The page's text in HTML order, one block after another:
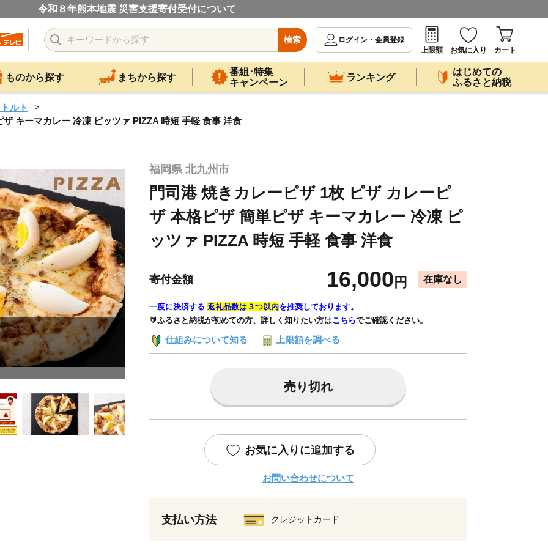
令和８年熊本地震 災害支援寄付受付について
検索
ログイン・会員登録
上限額
お気に入り カート
ものから探す まちから探す
番組･特集
キャンペーン
ランキング
はじめての
ふるさと納税
ルト
キーマカレー 冷凍 ピッツァ PIZZA 時短 手軽 食事 洋食
福岡県 北九州市
門司港 焼きカレーピザ 1枚 ピザ カレーピ
ザ 本格ピザ 簡単ピザ キーマカレー 冷凍 ピ
ッツァ PIZZA 時短 手軽 食事 洋食
寄付金額 16,000 円 在庫なし
一度に決済する 返礼品数は３つ以内を推奨しております。
🔰ふるさと納税が初めての方、詳しく知りたい方はこちらでご確認ください。
仕組みについて知る 上限額を調べる
売り切れ
お気に入りに追加する
お問い合わせについて
支払い方法 クレジットカード